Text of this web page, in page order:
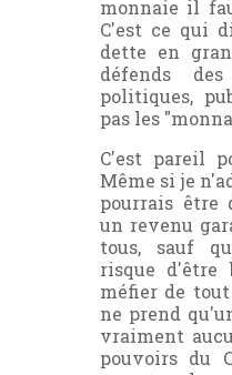
monnaie il
C'est ce qui
dette en
défends
politiques,
pas les
C'est pareil
Même si je
pourrais être
un revenu
tous, sauf
risque
méfier de
ne prend
vraiment
pouvoirs du